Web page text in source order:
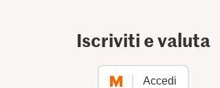
Iscriviti e valuta
Accedi